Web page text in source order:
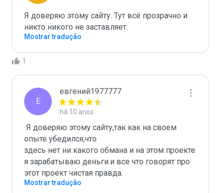
Я доверяю этому сайту. Тут всё прозрачно и
никто никого не заставляет.
Mostrar tradução
1
Е
евгений1977777
há 10 anos
опыте убедился,что
здесь нет ни какого обмана и на этом проекте
я зарабатываю деньги.и все что говорят про
этот проект чистая правда.
Mostrar tradução